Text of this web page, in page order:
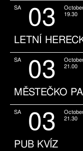
SA 03
19.30
LETNÍ
SA 03
21.00
MĚSTEČKO
SA 03
21.30
PUB KVÍZ